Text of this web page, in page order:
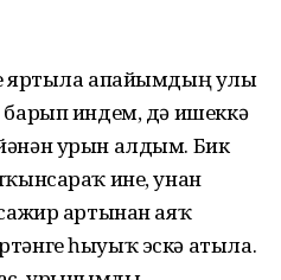
яртыла апайымдың улы
барып индем, дә ишеккә
урын алдым. Бик
ине, унан
артынан аяҡ
һыуыҡ эскә атыла.